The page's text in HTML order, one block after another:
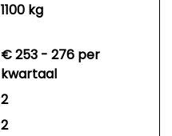
1100 kg
€ 253 - 276 per
kwartaal
2
2